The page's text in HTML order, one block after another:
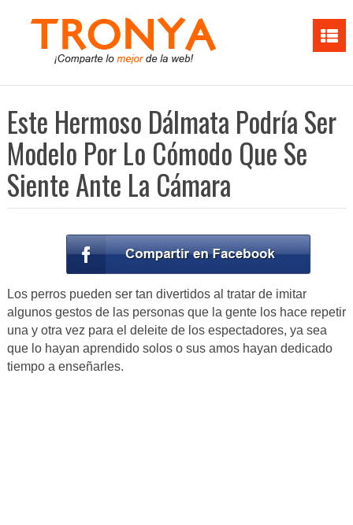
Este Hermoso Dálmata Podría Ser
Modelo Por Lo Cómodo Que Se
Siente Ante La Cámara
Los perros pueden ser tan divertidos al tratar de imitar
algunos gestos de las personas que la gente los hace repetir
una y otra vez para el deleite de los espectadores, ya sea
que lo hayan aprendido solos o sus amos hayan dedicado
tiempo a enseñarles.